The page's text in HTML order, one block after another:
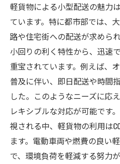
軽貨物による小型配送の魅力
ています。特に都市部では、
路や住宅街への配送が求めら
小回りの利く特性から、迅速
重宝されています。例えば、
普及に伴い、即日配送や時間
した。このようなニーズに応
レキシブルな対応が可能です
視される中、軽貨物の利用は
ます。電動車両や燃費の良い
で、環境負荷を軽減する努力